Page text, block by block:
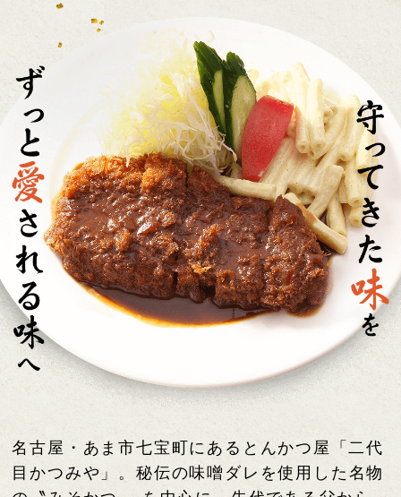
名古屋・あま市七宝町にあるとんかつ屋
「二代
目かつみや」。 秘伝の味噌ダレを使用した 名物